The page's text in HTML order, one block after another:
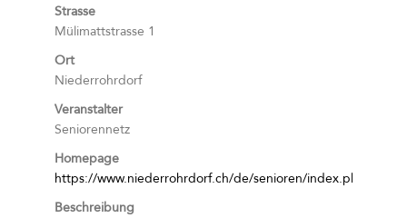
Strasse
Mülimattstrasse 1
Ort
Niederrohrdorf
Veranstalter
Seniorennetz
Homepage
https://www.niederrohrdorf.ch/de/senioren/index.php
Beschreibung